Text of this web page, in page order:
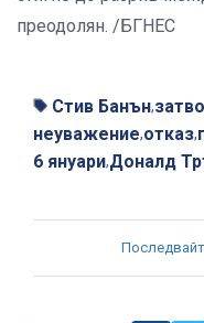
преодолян. /БГНЕС
Стив Банън,
неуважение,отказ,
6 януари,Доналд